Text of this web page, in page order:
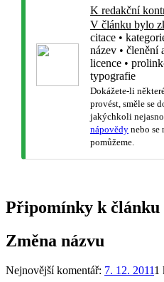
K redakční
V článku bylo
citace •
název • členění
licence •
typografie
Dokážete-li
provést, směle se
jakýchkoli
nápovědy nebo se
pomůžeme.
Připomínky k článku
Změna názvu
Nejnovější komentář: 7. 12. 20111